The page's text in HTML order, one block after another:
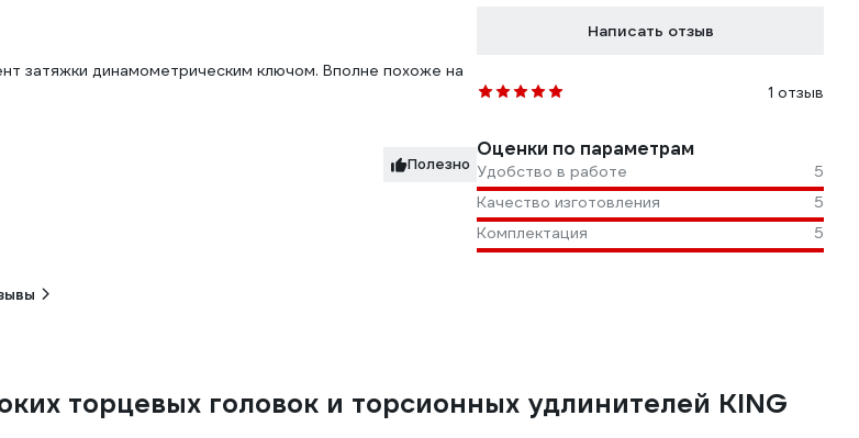
Написать отзыв
1 отзыв
Оценки по параметрам
Удобство в работе
5
Качество изготовления
5
Комплектация
5
затяжки динамометрическим ключом. Вполне похоже на
Полезно
торцевых головок и торсионных удлинителей KING